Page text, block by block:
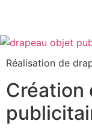
Réalisation de
Création